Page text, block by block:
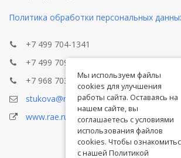
Политика обработки персональных
+7 499 704-1341
+7 499 709-8104
+7 968 703-8433
stukova@rae.ru
www.rae.ru
Мы используем файлы
cookies для улучшения
работы сайта. Оставаясь на
нашем сайте, вы
соглашаетесь с условиями
использования файлов
cookies. Чтобы
с нашей Политикой